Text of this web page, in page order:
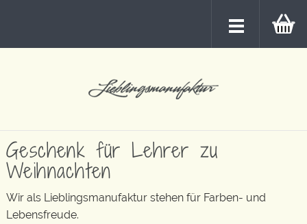
Geschenk für Lehrer zu
Weihnachten
Wir als Lieblingsmanufaktur stehen für Farben- und
Lebensfreude.